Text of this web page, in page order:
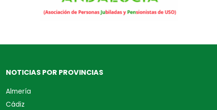
NOTICIAS POR PROVINCIAS
Almería
Cádiz